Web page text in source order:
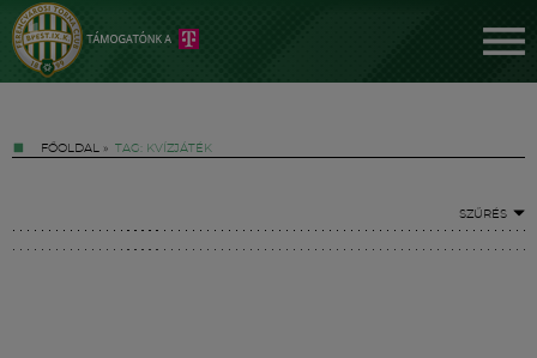
FŐOLDAL » TAG: KVÍZJÁTÉK
SZŰRÉS